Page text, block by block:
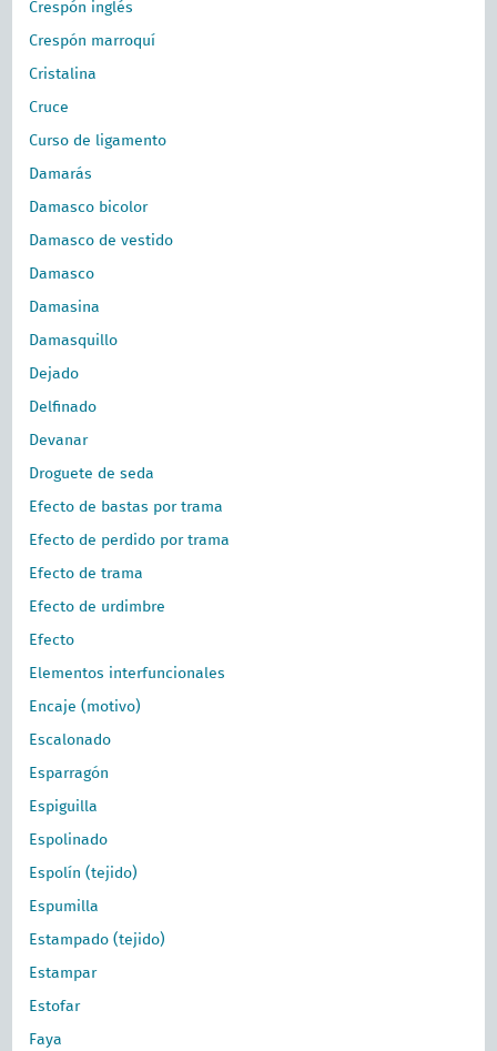
Crespón inglés
Crespón marroquí
Cristalina
Cruce
Curso de ligamento
Damarás
Damasco bicolor
Damasco de vestido
Damasco
Damasina
Damasquillo
Dejado
Delfinado
Devanar
Droguete de seda
Efecto de bastas por trama
Efecto de perdido por trama
Efecto de trama
Efecto de urdimbre
Efecto
Elementos interfuncionales
Encaje (motivo)
Escalonado
Esparragón
Espiguilla
Espolinado
Espolín (tejido)
Espumilla
Estampado (tejido)
Estampar
Estofar
Faya